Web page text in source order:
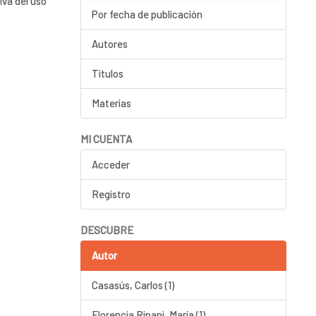
Por fecha de publicación
Autores
Títulos
Materias
MI CUENTA
Acceder
Registro
DESCUBRE
Autor
Casasús, Carlos (1)